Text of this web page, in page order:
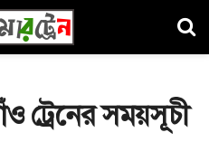
ট্রেনের সময়সূচী